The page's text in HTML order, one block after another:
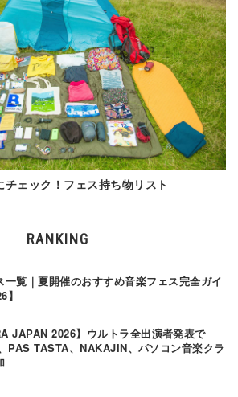
チェック！フェス持ち物リスト
RANKING
一覧｜夏開催のおすすめ音楽フェス完全ガイ
】
JAPAN 2026】ウルトラ全出演者発表で
PAS TASTA、NAKAJIN、パソコン音楽クラ